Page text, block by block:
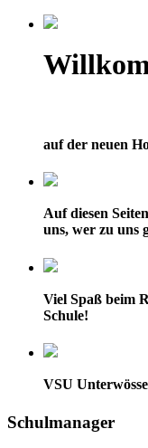
auf der neuen
Auf diesen
uns, wer zu uns
Viel Spaß beim
Schule!
VSU
Schulmanager